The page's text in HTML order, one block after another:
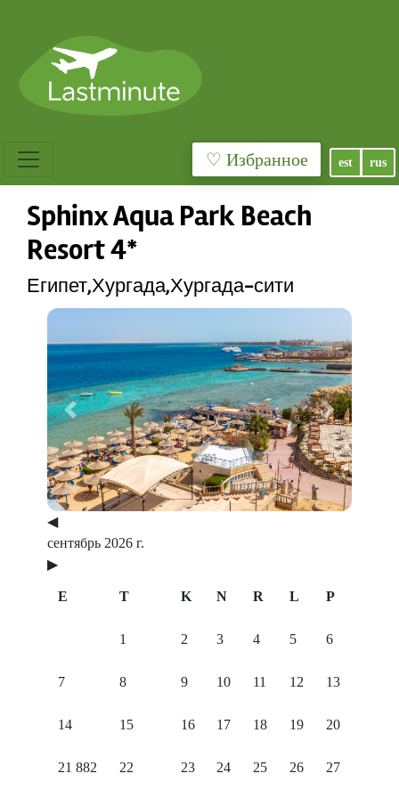
♡ Избранное est rus
Sphinx Aqua Park Beach
Resort 4*
Египет,Хургада,Хургада-сити
Previous Next
◀
сентябрь 2026 г.
▶
E T K N R L P
1 2 3 4 5 6
7 8 9 10 11 12 13
14 15 16 17 18 19 20
21 882 22 23 24 25 26 27